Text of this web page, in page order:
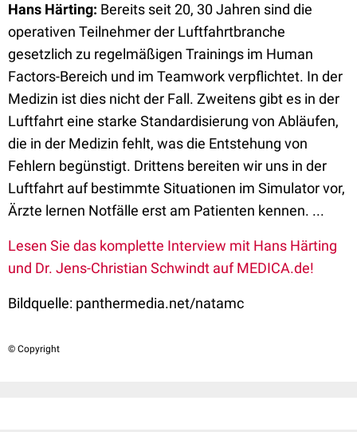
Hans Härting: Bereits seit 20, 30 Jahren sind die
operativen Teilnehmer der Luftfahrtbranche
gesetzlich zu regelmäßigen Trainings im Human
Factors-Bereich und im Teamwork verpflichtet. In der
Medizin ist dies nicht der Fall. Zweitens gibt es in der
Luftfahrt eine starke Standardisierung von Abläufen,
die in der Medizin fehlt, was die Entstehung von
Fehlern begünstigt. Drittens bereiten wir uns in der
Luftfahrt auf bestimmte Situationen im Simulator vor,
Ärzte lernen Notfälle erst am Patienten kennen. ...
Lesen Sie das komplette Interview mit Hans Härting
und Dr. Jens-Christian Schwindt auf MEDICA.de!
Bildquelle: panthermedia.net/natamc
© Copyright